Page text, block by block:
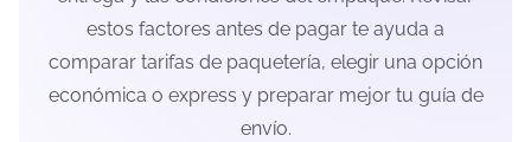
estos factores antes de pagar te ayuda a
comparar tarifas de paquetería, elegir una opción
económica o express y preparar mejor tu guía de
envío.